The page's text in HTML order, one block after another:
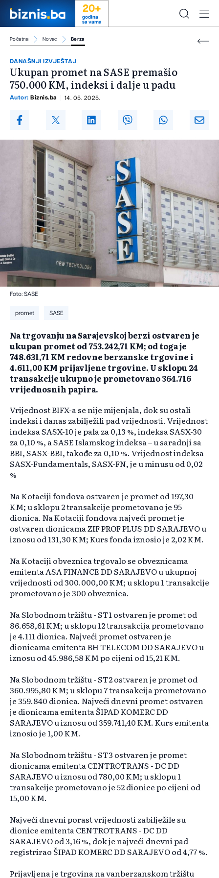
20+
godina
sa vama
Početna Novac Berza
DANAŠNJI IZVJEŠTAJ
Ukupan promet na SASE premašio
750.000 KM, indeksi i dalje u padu
Autor: Biznis.ba 14. 05. 2025.
Foto: SASE
promet SASE
Na trgovanju na Sarajevskoj berzi ostvaren je
ukupan promet od 753.242,71 KM; od toga je
748.631,71 KM redovne berzanske trgovine i
4.611,00 KM prijavljene trgovine. U sklopu 24
transakcije ukupno je prometovano 364.716
vrijednosnih papira.
Vrijednost BIFX-a se nije mijenjala, dok su ostali
indeksi i danas zabilježili pad vrijednosti. Vrijednost
indeksa SASX-10 je pala za 0,13 %, indeksa SASX-30
za 0,10 %, a SASE Islamskog indeksa – u saradnji sa
BBI, SASX-BBI, takođe za 0,10 %. Vrijednost indeksa
SASX-Fundamentals, SASX-FN, je u minusu od 0,02
%
Na Kotaciji fondova ostvaren je promet od 197,30
KM; u sklopu 2 transakcije prometovano je 95
dionica. Na Kotaciji fondova najveći promet je
ostvaren dionicama ZIF PROF PLUS DD SARAJEVO u
iznosu od 131,30 KM; Kurs fonda iznosio je 2,02 KM.
Na Kotaciji obveznica trgovalo se obveznicama
emitenta ASA FINANCE DD SARAJEVO u ukupnoj
vrijednosti od 300.000,00 KM; u sklopu 1 transakcije
prometovano je 300 obveznica.
Na Slobodnom tržištu - ST1 ostvaren je promet od
86.658,61 KM; u sklopu 12 transakcija prometovano
je 4.111 dionica. Najveći promet ostvaren je
dionicama emitenta BH TELECOM DD SARAJEVO u
iznosu od 45.986,58 KM po cijeni od 15,21 KM.
Na Slobodnom tržištu - ST2 ostvaren je promet od
360.995,80 KM; u sklopu 7 transakcija prometovano
je 359.840 dionica. Najveći dnevni promet ostvaren
je dionicama emitenta ŠIPAD KOMERC DD
SARAJEVO u iznosu od 359.741,40 KM. Kurs emitenta
iznosio je 1,00 KM.
Na Slobodnom tržištu - ST3 ostvaren je promet
dionicama emitenta CENTROTRANS - DC DD
SARAJEVO u iznosu od 780,00 KM; u sklopu 1
transakcije prometovano je 52 dionice po cijeni od
15,00 KM.
Najveći dnevni porast vrijednosti zabilježile su
dionice emitenta CENTROTRANS - DC DD
SARAJEVO od 3,16 %, dok je najveći dnevni pad
registrirao ŠIPAD KOMERC DD SARAJEVO od 4,77 %.
Prijavljena je trgovina na vanberzanskom tržištu